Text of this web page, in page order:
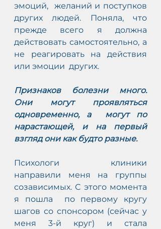
эмоций,  желаний и поступков
других людей. Поняла, что
прежде всего я должна
действовать самостоятельно, а
не реагировать на действия
или эмоции  других.
Признаков болезни много.
Они могут проявляться
одновременно, а  могут по
нарастающей, и на первый
взгляд они как будто разные.
Психологи  клиники
направили меня на группы
созависимых. С этого момента
я пошла  по первому кругу
шагов со спонсором (сейчас у
меня 3-й круг) и стала